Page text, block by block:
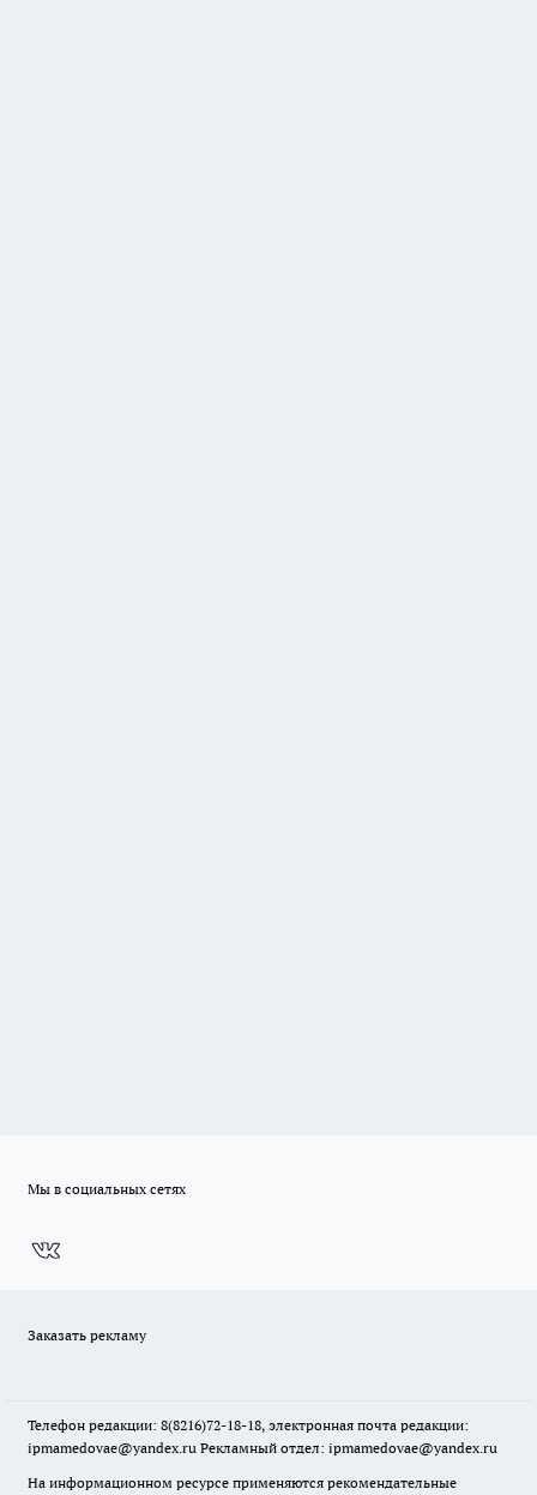
Мы в социальных сетях
Заказать рекламу
Телефон редакции: 8(8216)72-18-18, электронная почта редакции:
ipmamedovae@yandex.ru Рекламный отдел: ipmamedovae@yandex.ru
На информационном ресурсе применяются рекомендательные